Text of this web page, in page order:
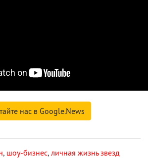
нас в Google.News
, шоу-бизнес, личная жизнь звезд